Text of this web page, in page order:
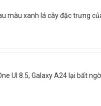
màu xanh lá cây đặc trưng
UI 8.5, Galaxy A24 lại bất